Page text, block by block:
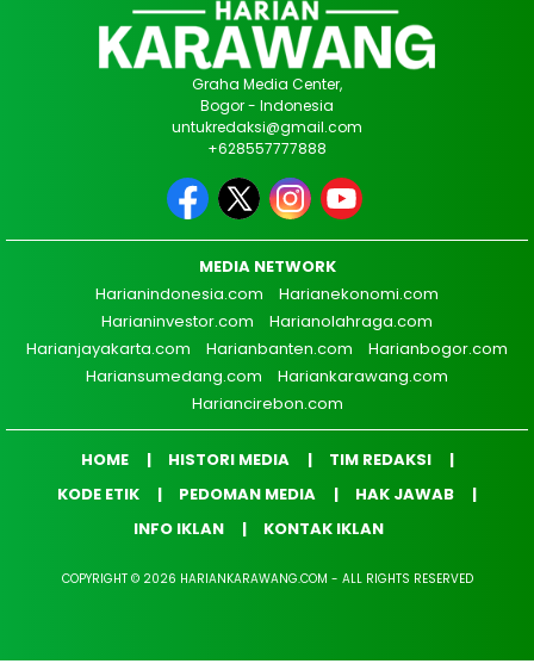
Graha Media Center,
Bogor - Indonesia
untukredaksi@gmail.com
+628557777888
MEDIA NETWORK
Harianindonesia.com
Harianekonomi.com
Harianinvestor.com
Harianolahraga.com
Harianjayakarta.com
Harianbanten.com
Harianbogor.com
Hariansumedang.com
Hariankarawang.com
Hariancirebon.com
HOME HISTORI MEDIA
TIM REDAKSI
KODE ETIK
PEDOMAN MEDIA
HAK JAWAB
INFO IKLAN
KONTAK IKLAN
COPYRIGHT © 2026 HARIANKARAWANG.COM - ALL RIGHTS RESERVED